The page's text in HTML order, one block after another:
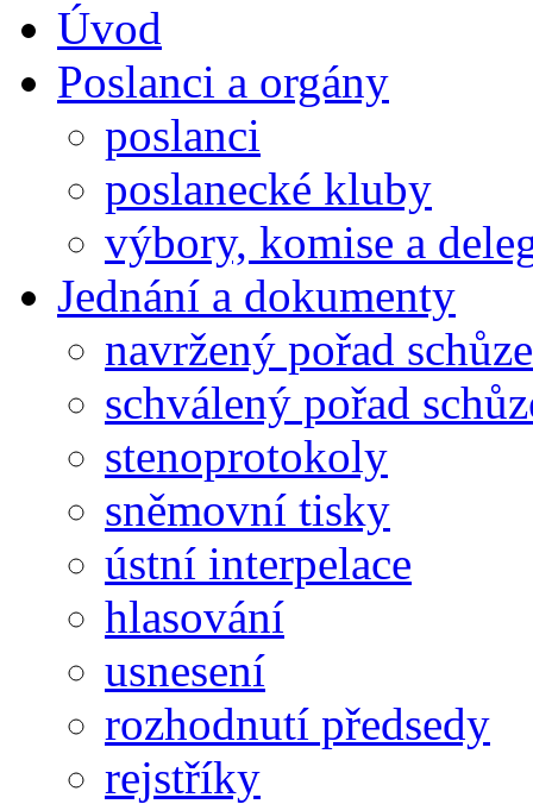
Úvod
Poslanci a orgány
poslanci
poslanecké kluby
výbory, komise a
Jednání a dokumenty
navržený pořad schůze
schválený pořad
stenoprotokoly
sněmovní tisky
ústní interpelace
hlasování
usnesení
rozhodnutí předsedy
rejstříky